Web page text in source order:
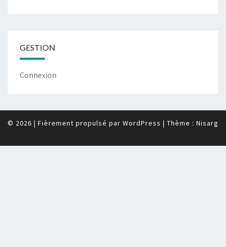
GESTION
Connexion
© 2026 | Fièrement propulsé par WordPress | Thème : Nisarg